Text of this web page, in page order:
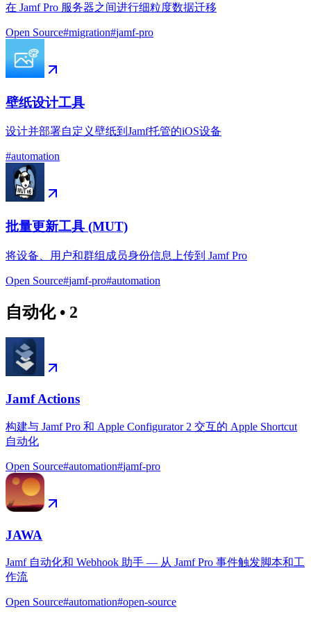
在 Jamf Pro 服务器之间进行细粒度数据迁移
Open Source#migration#jamf-pro
壁纸设计工具
设计并部署自定义壁纸到Jamf托管的iOS设备
#automation
批量更新工具 (MUT)
将设备、用户和群组成员身份信息上传到 Jamf Pro
Open Source#jamf-pro#automation
自动化• 2
Jamf Actions
构建与 Jamf Pro 和 Apple Configurator 2 交互的 Apple Shortcut
自动化
Open Source#automation#jamf-pro
JAWA
Jamf 自动化和 Webhook 助手 — 从 Jamf Pro 事件触发脚本和工
作流
Open Source#automation#open-source